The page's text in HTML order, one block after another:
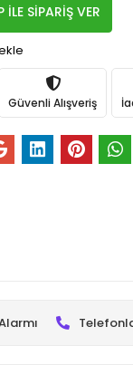
SİPARİŞ VER
Güvenli Alışveriş